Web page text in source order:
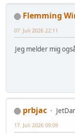
Flemming
07. Juli 2026 22:11
Jeg melder mig
prbjac
17. Juli 2026 09:09